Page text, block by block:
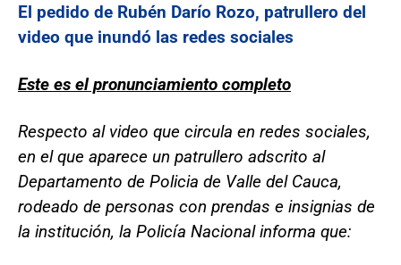
El pedido de Rubén Darío Rozo, patrullero del
video que inundó las redes sociales
Este es el pronunciamiento completo
Respecto al video que circula en redes sociales,
en el que aparece un patrullero adscrito al
Departamento de Policia de Valle del Cauca,
rodeado de personas con prendas e insignias de
la institución, la Policía Nacional informa que: